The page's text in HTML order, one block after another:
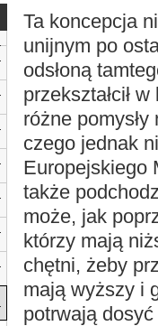
Ta koncepcja
unijnym po
odsłoną
przekształcił
różne
czego jednak
Europejskiego
także
może, jak
którzy mają
chętni, żeby
mają wyższy i
potrwają dosyć